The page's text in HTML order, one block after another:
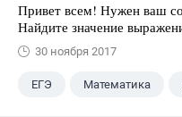
Привет всем! Нужен ваш
Найдите значение
30 ноября 2017
ЕГЭ Математика